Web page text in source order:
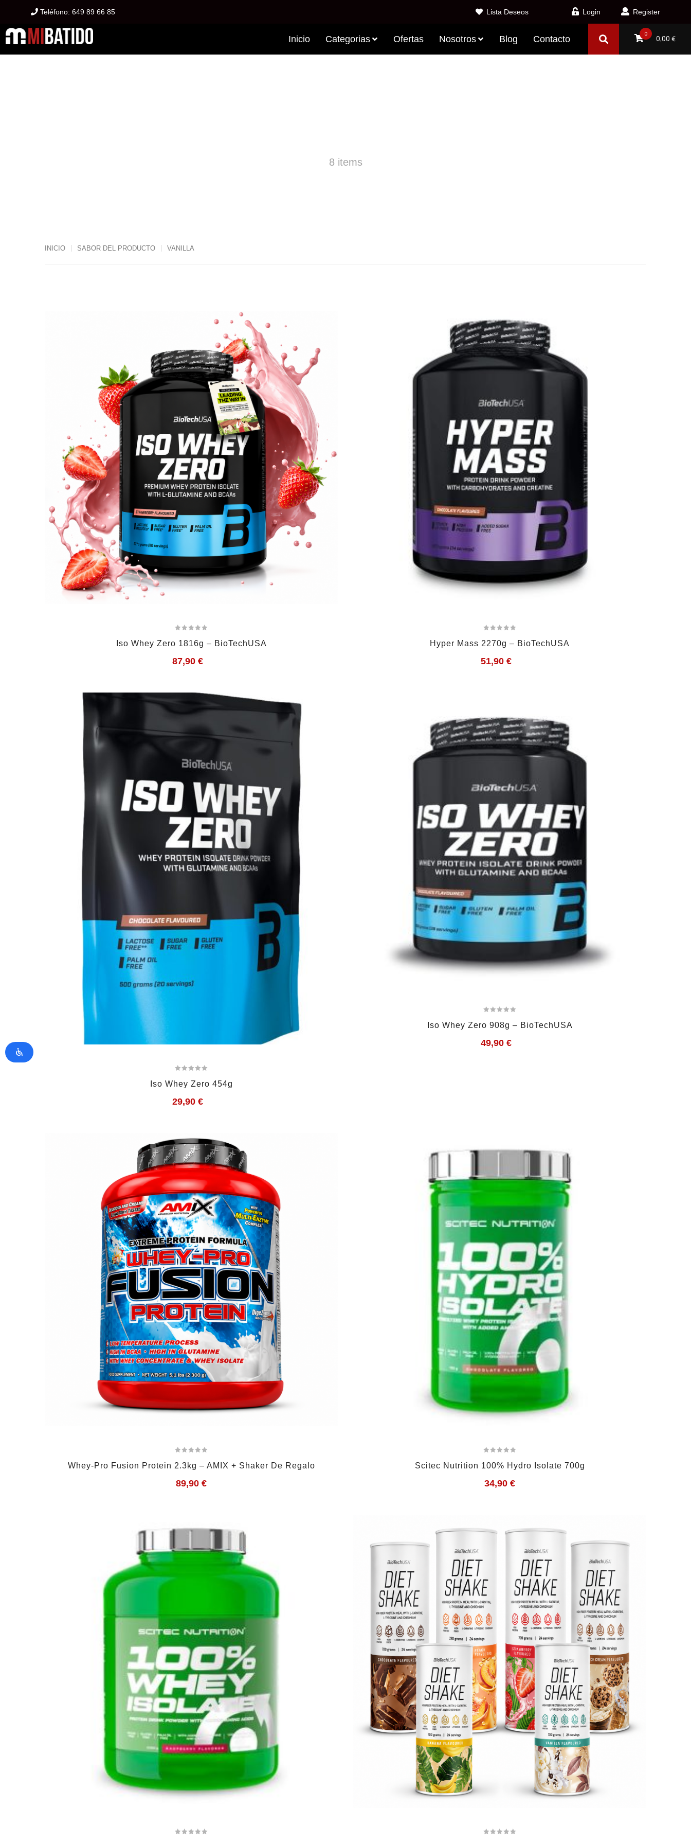
Teléfono: 649 89 66 85 Lista Deseos Login Register
0
0,00 €
Inicio Categorias Ofertas Nosotros Blog Contacto
8 items
INICIO SABOR DEL PRODUCTO VANILLA
Iso Whey Zero 1816g – BioTechUSA
87,90 €
Hyper Mass 2270g – BioTechUSA
51,90 €
Iso Whey Zero 454g
29,90 €
Iso Whey Zero 908g – BioTechUSA
49,90 €
Whey-Pro Fusion Protein 2.3kg – AMIX + Shaker De Regalo
89,90 €
Scitec Nutrition 100% Hydro Isolate 700g
34,90 €